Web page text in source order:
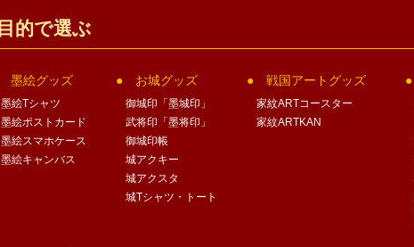
目的で選ぶ
墨絵グッズ
墨絵Tシャツ
墨絵ポストカード
墨絵スマホケース
墨絵キャンバス
お城グッズ
御城印「墨城印」
武将印「墨将印」
御城印帳
城アクキー
城アクスタ
城Tシャツ・トート
戦国アートグッズ
家紋ARTコースター
家紋ARTKAN